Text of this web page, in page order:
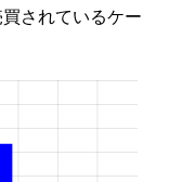
されているケー